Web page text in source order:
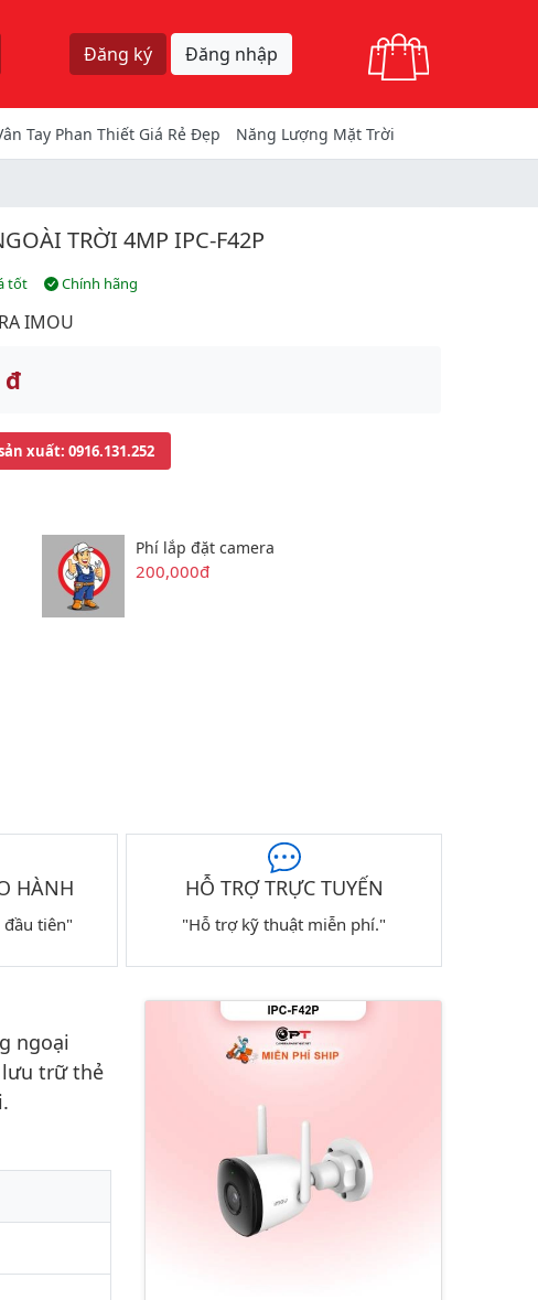
Đăng ký Đăng nhập
Tay Phan Thiết Giá Rẻ Đẹp Năng Lượng Mặt Trời
TRỜI 4MP IPC-F42P
tốt Chính hãng
IMOU
đ
xuất: 0916.131.252
Phí lắp đặt camera
200,000đ
HÀNH
tiên"
HỖ TRỢ TRỰC TUYẾN
"Hỗ trợ kỹ thuật miễn phí."
ngoại
lưu trữ thẻ